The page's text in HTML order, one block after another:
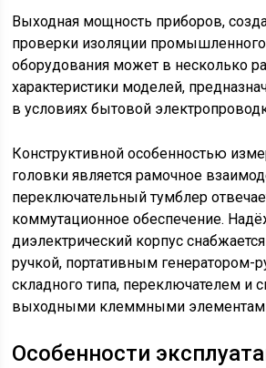
Выходная мощность приборов,
проверки изоляции
оборудования может в несколько
характеристики моделей,
в условиях бытовой
Конструктивной особенностью
головки является рамочное
переключательный тумблер
коммутационное обеспечение.
диэлектрический корпус
ручкой, портативным генератором-
складного типа, переключателем и
выходными клеммными
Особенности